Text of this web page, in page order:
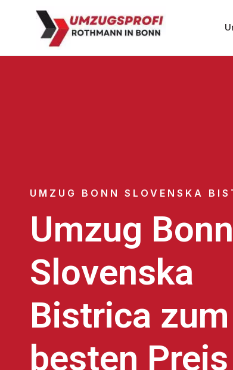
UMZUG BONN SLOVENSKA
Umzug Bonn
Slovenska
Bistrica zum
besten Preis